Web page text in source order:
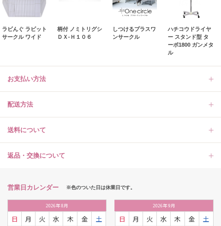
ラビんぐ ラビット
サークル ワイド
柄付 ノミトリグシ
ＤＸ‐Ｈ１０６
しつけるプラスワ
ンサークル
ハチコウドライヤ
ー スタンド型 タ
ーボ1800 ガンメタ
ル
お支払い方法
配送方法
送料について
返品・交換について
営業日カレンダー ※色のついた日は休業日です。
2026年8月
日 月 火 水 木 金
土
2026年9月
日 月 火 水 木 金
土